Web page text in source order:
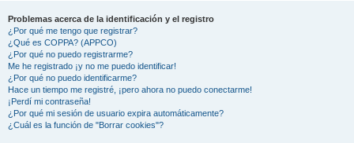
Problemas acerca de la identificación y el registro
¿Por qué me tengo que registrar?
¿Qué es COPPA? (APPCO)
¿Por qué no puedo registrarme?
Me he registrado ¡y no me puedo identificar!
¿Por qué no puedo identificarme?
Hace un tiempo me registré, ¡pero ahora no puedo conectarme!
¡Perdí mi contraseña!
¿Por qué mi sesión de usuario expira automáticamente?
¿Cuál es la función de "Borrar cookies"?